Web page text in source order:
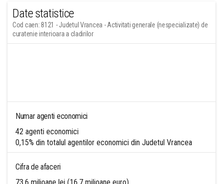
Date statistice
Cod caen: 8121 - Judetul Vrancea - Activitati generale (nespecializate) de
curatenie interioara a cladirilor
Numar agenti economici
42 agenti economici
0,15% din totalul agentilor economici din Judetul Vrancea
Cifra de afaceri